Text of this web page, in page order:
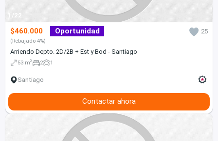
1/22
$460.000 Oportunidad 25
(Rebajado 4%)
Arriendo Depto. 2D/2B + Est y Bod - Santiago
53 m2 2 1
Santiago
Contactar ahora